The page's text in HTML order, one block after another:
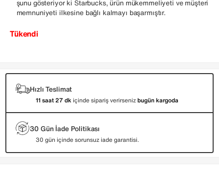
şunu gösteriyor ki Starbucks, ürün mükemmeliyeti ve müşteri
memnuniyeti ilkesine bağlı kalmayı başarmıştır.
Tükendi
Hızlı Teslimat
11 saat 27 dk içinde sipariş verirsenizbugün kargoda
30 Gün İade Politikası
30 gün içinde sorunsuz iade garantisi.